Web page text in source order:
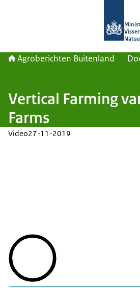
Agroberichten Buitenland
Vertical Farming
Farms
Video27-11-2019